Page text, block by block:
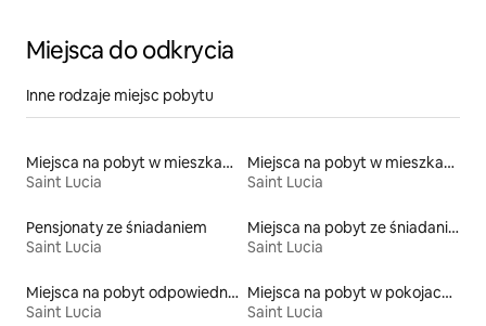
Miejsca do odkrycia
Inne rodzaje miejsc pobytu
Miejsca na pobyt w mieszkaniach typu condo
Saint Lucia
Miejsca na pobyt w mieszkaniach
Saint Lucia
Pensjonaty ze śniadaniem
Saint Lucia
Miejsca na pobyt ze śniadaniem
Saint Lucia
Miejsca na pobyt odpowiednie dla rodzin
Saint Lucia
Miejsca na pobyt w pokojach prywatnych z łazienką
Saint Lucia